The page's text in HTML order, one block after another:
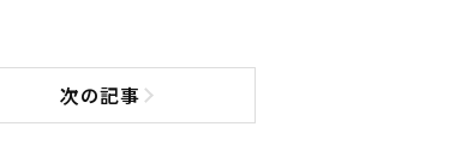
次の記事次の記事へ